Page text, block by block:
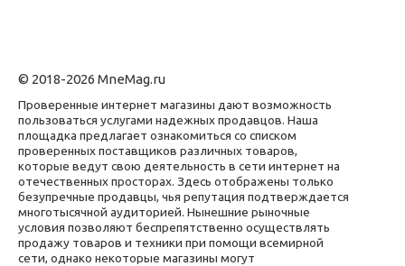
© 2018-2026 MneMag.ru
Проверенные интернет магазины дают возможность
пользоваться услугами надежных продавцов. Наша
площадка предлагает ознакомиться со списком
проверенных поставщиков различных товаров,
которые ведут свою деятельность в сети интернет на
отечественных просторах. Здесь отображены только
безупречные продавцы, чья репутация подтверждается
многотысячной аудиторией. Нынешние рыночные
условия позволяют беспрепятственно осуществлять
продажу товаров и техники при помощи всемирной
сети, однако некоторые магазины могут